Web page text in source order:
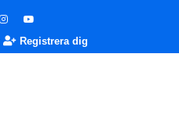
Registrera dig